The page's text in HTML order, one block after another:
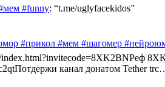
#funny: “t.me/uglyfacekidos”
#прикол #мем #шагомер
index.html?invitecode=8XK2BNРеф
канал донатом Tether